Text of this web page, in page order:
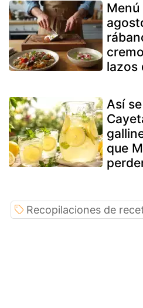
lazos
Así
que
Recopilaciones de